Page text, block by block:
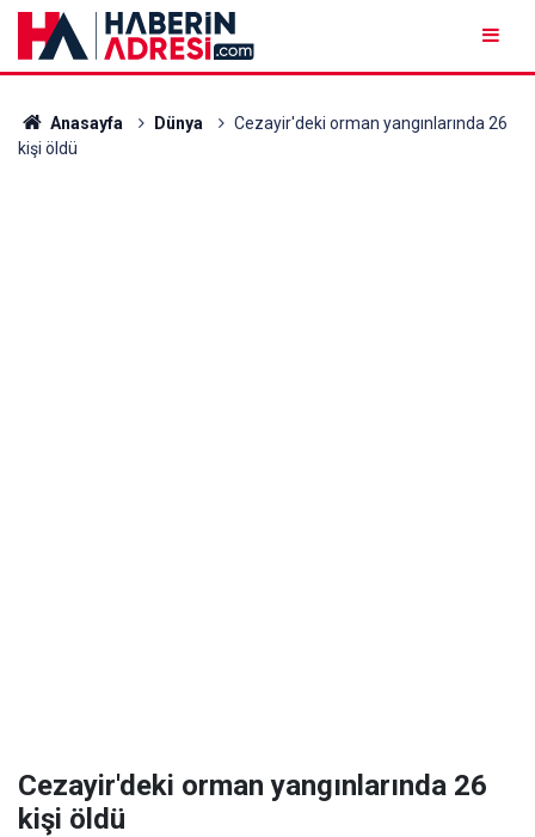
Anasayfa Dünya
Cezayir'deki orman yangınlarında 26
kişi öldü
Cezayir'deki orman yangınlarında 26
kişi öldü